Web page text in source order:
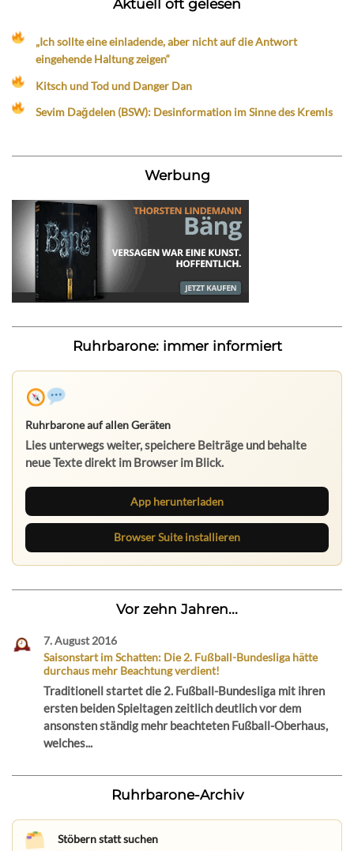
Aktuell oft gelesen
„Ich sollte eine einladende, aber nicht auf die Antwort
eingehende Haltung zeigen“
Kitsch und Tod und Danger Dan
Sevim Dağdelen (BSW): Desinformation im Sinne des Kremls
Werbung
Ruhrbarone: immer informiert
Ruhrbarone auf allen Geräten
Lies unterwegs weiter, speichere Beiträge und behalte
neue Texte direkt im Browser im Blick.
App herunterladen
Browser Suite installieren
Vor zehn Jahren...
7. August 2016
Saisonstart im Schatten: Die 2. Fußball-Bundesliga hätte
durchaus mehr Beachtung verdient!
Traditionell startet die 2. Fußball-Bundesliga mit ihren
ersten beiden Spieltagen zeitlich deutlich vor dem
ansonsten ständig mehr beachteten Fußball-Oberhaus,
welches...
Ruhrbarone-Archiv
Stöbern statt suchen